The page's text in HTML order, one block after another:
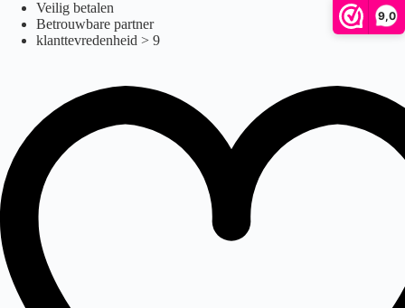
9,0
50 Ah
naar
Veilig betalen
Betrouwbare partner
klanttevredenheid > 9